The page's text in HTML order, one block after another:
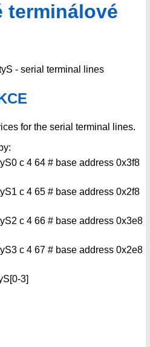
terminálové
- serial terminal lines
for the serial terminal lines.
c 4 64 # base address 0x3f8
c 4 65 # base address 0x2f8
c 4 66 # base address 0x3e8
c 4 67 # base address 0x2e8
3]